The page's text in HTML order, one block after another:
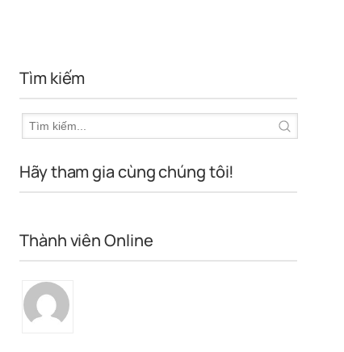
Tìm kiếm
Hãy tham gia cùng chúng tôi!
Thành viên Online